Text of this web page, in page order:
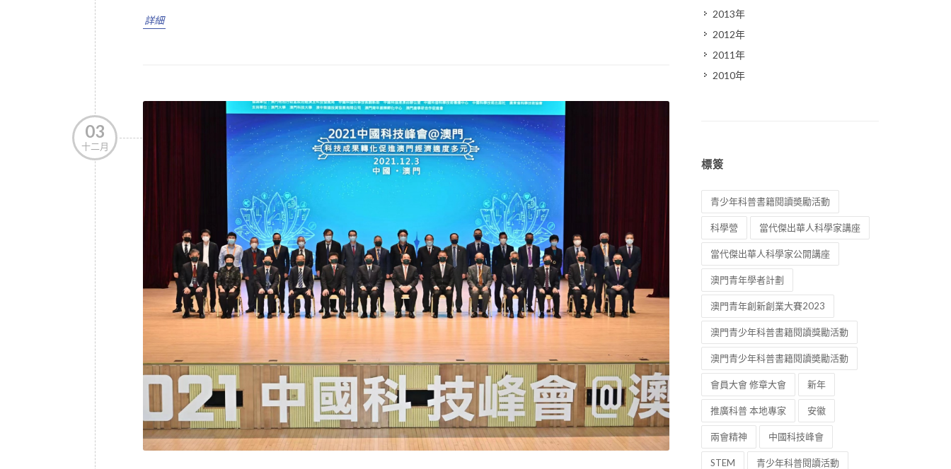
詳細
03
十二月
2013年
2012年
2011年
2010年
標簽
青少年科普書籍閱讀奬勵活動
科學營 當代傑出華人科學家講座
當代傑出華人科學家公開講座
澳門青年學者計劃
澳門青年創新創業大賽2023
澳門青少年科普書籍閱讀獎勵活動
澳門青少年科普書籍閱讀奬勵活動
會員大會 修章大會 新年
推廣科普 本地專家 安徽
兩會精神 中國科技峰會
STEM 青少年科普閱讀活動